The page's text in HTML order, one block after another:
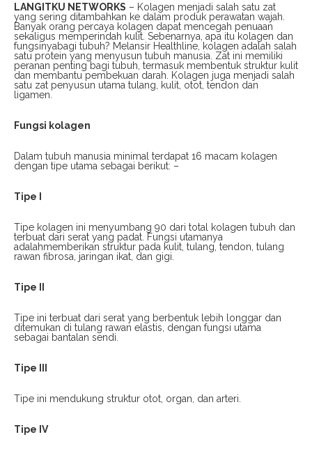
LANGITKU NETWORKS – Kolagen menjadi salah satu zat
yang sering ditambahkan ke dalam produk perawatan wajah.
Banyak orang percaya kolagen dapat mencegah penuaan
sekaligus memperindah kulit. Sebenarnya, apa itu kolagen dan
fungsinyabagi tubuh? Melansir Healthline, kolagen adalah salah
satu protein yang menyusun tubuh manusia. Zat ini memiliki
peranan penting bagi tubuh, termasuk membentuk struktur kulit
dan membantu pembekuan darah. Kolagen juga menjadi salah
satu zat penyusun utama tulang, kulit, otot, tendon dan
ligamen.
Fungsi kolagen
Dalam tubuh manusia minimal terdapat 16 macam kolagen
dengan tipe utama sebagai berikut: –
Tipe I
Tipe kolagen ini menyumbang 90 dari total kolagen tubuh dan
terbuat dari serat yang padat. Fungsi utamanya
adalahmemberikan struktur pada kulit, tulang, tendon, tulang
rawan fibrosa, jaringan ikat, dan gigi.
Tipe II
Tipe ini terbuat dari serat yang berbentuk lebih longgar dan
ditemukan di tulang rawan elastis, dengan fungsi utama
sebagai bantalan sendi.
Tipe III
Tipe ini mendukung struktur otot, organ, dan arteri.
Tipe IV